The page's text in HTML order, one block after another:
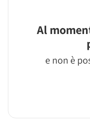
Al
e non è